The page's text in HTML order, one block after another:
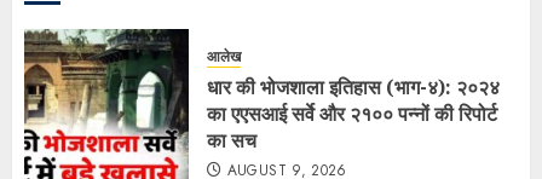
आलेख
धार की भोजशाला इतिहास (भाग-४): २०२४
का एएसआई सर्वे और २१०० पन्नों की रिपोर्ट
का सच
AUGUST 9, 2026